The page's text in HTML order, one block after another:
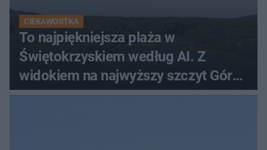
CIEKAWOSTKA
To najpiękniejsza plaża w
Świętokrzyskiem według AI. Z
widokiem na najwyższy szczyt Gór
Świętokrzyskich